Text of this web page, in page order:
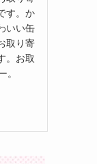
す。か
いい缶
取り寄
。お取
。